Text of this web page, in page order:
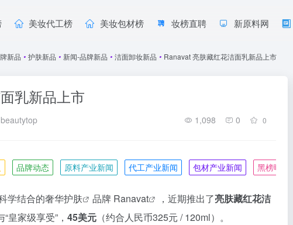
美妆代工榜 美妆包材榜 妆榜直聘 新原料网
新品 • 护肤新品 • 新闻-品牌新品 • 洁面卸妆新品 • Ranavat 亮肤藏红花洁面乳新品上市
乳新品上市
beautytop 1,098 0 0
品牌动态 原料产业新闻 代工产业新闻 包材产业新闻 黑榜曝光
学结合的奢华护肤 品牌 Ranavat ，近期推出了亮肤藏红花洁
皇家级享受”， 45美元 （约合人民币325元 / 120ml）。